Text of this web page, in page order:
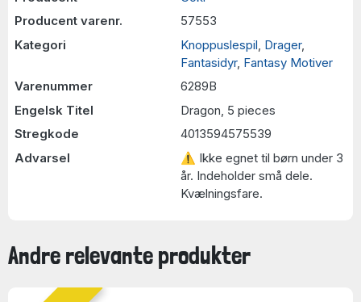
Producent varenr.
57553
Kategori
Knoppuslespil Drager,
Fantasidyr, Fantasy Motiver
Varenummer
6289B
Engelsk Titel
Dragon, 5 pieces
Stregkode
4013594575539
Advarsel
⚠ Ikke egnet til børn under 3
år. Indeholder små dele.
Kvælningsfare.
Andre relevante produkter